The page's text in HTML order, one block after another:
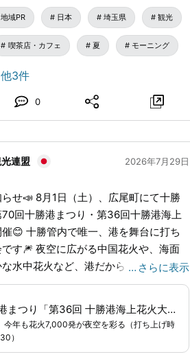
地域PR 日本 埼玉県 観光
喫茶店・カフェ 夏 モーニング
3件
0
連盟 2026年7月29日
広尾町にて十勝
回十勝港まつり・第36回十勝港海上
😊 十勝管内で唯一、港を舞台に打ち
す🎆 夜空に広がる中国花火や、海面
水中花火など、港だからこそ味わえる
多数の屋台が出店
ール、東京港フルーツバザールのほか、
タ、JAF子ども安全免許証発行、
ン演舞、陣屋太鼓、海風サウナフェス
行われます🎵 さらに今年は、
… さらに表示
第70回 十勝港まつり「第36回 十勝港海上花火大会」8/1（土）開催！ | イベント, 観光情報, 十勝港海上花火大会 | 広尾町観光協会
年も花火7,000発が夜空を彩る（打ち上げ時
）